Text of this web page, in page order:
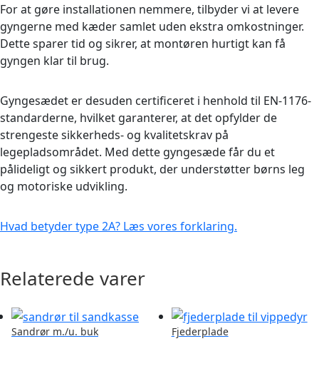
For at gøre installationen nemmere, tilbyder vi at levere
gyngerne med kæder samlet uden ekstra omkostninger.
Dette sparer tid og sikrer, at montøren hurtigt kan få
gyngen klar til brug.
Gyngesædet er desuden certificeret i henhold til EN-1176-
standarderne, hvilket garanterer, at det opfylder de
strengeste sikkerheds- og kvalitetskrav på
legepladsområdet. Med dette gyngesæde får du et
pålideligt og sikkert produkt, der understøtter børns leg
og motoriske udvikling.
Hvad betyder type 2A? Læs vores forklaring.
Relaterede varer
Sandrør m./u. buk Fjederplade